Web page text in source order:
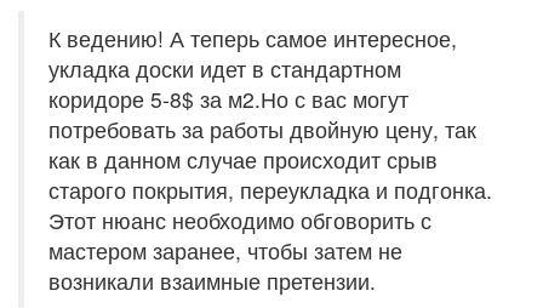
К ведению! А теперь самое интересное,
укладка доски идет в стандартном
коридоре 5-8$ за м2.Но с вас могут
потребовать за работы двойную цену, так
как в данном случае происходит срыв
старого покрытия, переукладка и подгонка.
Этот нюанс необходимо обговорить с
мастером заранее, чтобы затем не
возникали взаимные претензии.